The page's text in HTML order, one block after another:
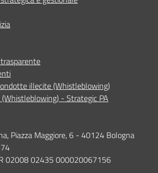
illecite (Whistleblowing)
- Strategic PA
Piazza Maggiore, 6 - 40124 Bologna
02008 02435 000020067156